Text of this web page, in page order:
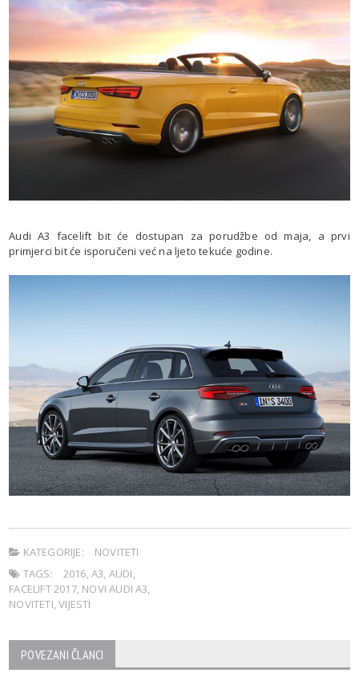
Audi A3 facelift bit će dostupan za porudžbe od maja, a prvi
primjerci bit će isporučeni već na ljeto tekuće godine.
KATEGORIJE:
NOVITETI
TAGS:
2016,A3, AUDI,
FACELIFT 2017, NOVI AUDI A3,
NOVITETI,VIJESTI
POVEZANI ČLANCI